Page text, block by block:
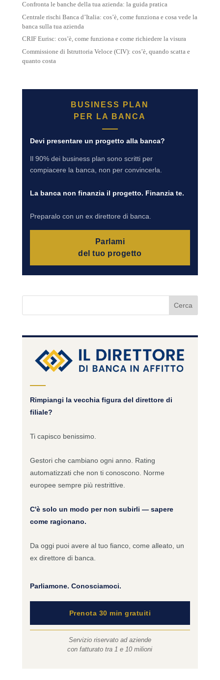
Confronta le banche della tua azienda: la guida pratica
Centrale rischi Banca d’Italia: cos’è, come funziona e cosa vede la
banca sulla tua azienda
CRIF Eurisc: cos’è, come funziona e come richiedere la visura
Commissione di Istruttoria Veloce (CIV): cos’è, quando scatta e
quanto costa
BUSINESS PLAN
PER LA BANCA
Devi presentare un progetto alla banca?
Il 90% dei business plan sono scritti per
compiacere la banca, non per convincerla.
La banca non finanzia il progetto. Finanzia te.
Preparalo con un ex direttore di banca.
Parlami
del tuo progetto
Rimpiangi la vecchia figura del direttore di
filiale?
Ti capisco benissimo.
Gestori che cambiano ogni anno. Rating
automatizzati che non ti conoscono. Norme
europee sempre più restrittive.
C'è solo un modo per non subirli — sapere
come ragionano.
Da oggi puoi avere al tuo fianco, come alleato, un
ex direttore di banca.
Parliamone. Conosciamoci.
Prenota 30 min gratuiti
Servizio riservato ad aziende
con fatturato tra 1 e 10 milioni